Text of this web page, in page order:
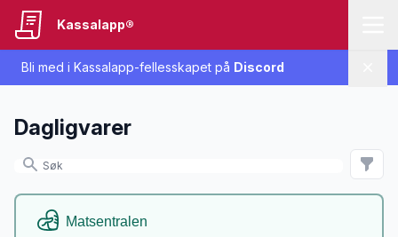
Bli med i Kassalapp-fellesskapet på Discord
Kassalapp®
Dagligvarer